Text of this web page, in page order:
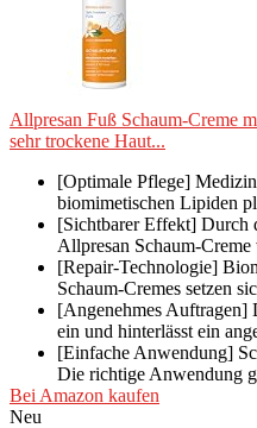
Allpresan Fuß Schaum-Creme
sehr trockene Haut...
[Optimale Pflege]
biomimetischen Lipiden
[Sichtbarer Effekt] Durch
Allpresan Schaum-
[Repair-Technologie]
Schaum-Cremes setzen
[Angenehmes Auftragen]
ein und hinterlässt ein
[Einfache Anwendung]
Die richtige Anwendung
Bei Amazon kaufen
Neu